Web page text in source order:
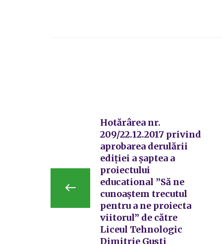
Hotărârea nr.
209/22.12.2017 privind
aprobarea derulării
ediției a șaptea a
proiectului
educational ”Să ne
cunoaștem trecutul
pentru a ne proiecta
viitorul” de către
Liceul Tehnologic
Dimitrie Gusti